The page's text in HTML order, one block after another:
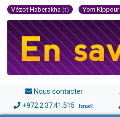
Vézot Haberakha (1) Yom Kippour
Nous contacter
+972.2.37.41.515 Israël